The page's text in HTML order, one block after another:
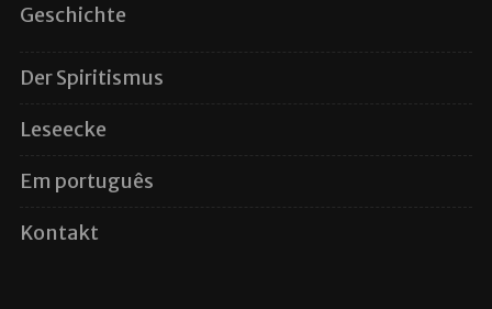
Geschichte
Der Spiritismus
Leseecke
Em português
Kontakt